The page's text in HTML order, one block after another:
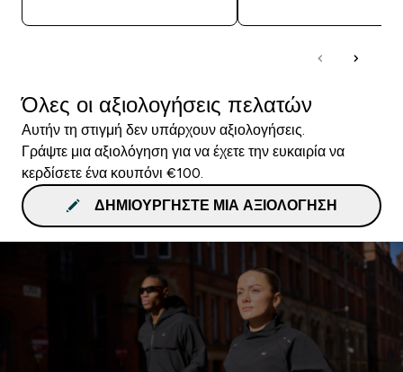
Όλες οι αξιολογήσεις πελατών
Αυτήν τη στιγμή δεν υπάρχουν αξιολογήσεις.
Γράψτε μια αξιολόγηση για να έχετε την ευκαιρία να
κερδίσετε ένα κουπόνι €100.
ΔΗΜΙΟΥΡΓΉΣΤΕ ΜΙΑ ΑΞΙΟΛΌΓΗΣΗ